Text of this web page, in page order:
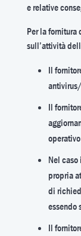
e relative
Per la
sull’attività
Il
Il
Nel
propria
di
essendo
Il